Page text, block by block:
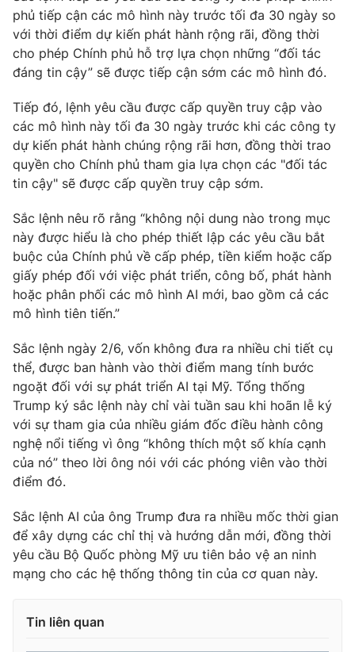
Video Shorts video
VTV Money VTV Thể thao
VTV Sức khoẻ Bất động sản
Thị trường 24h Tấm lòng Việt
VTV9 VTV8
Liên hệ tòa soạn English
THỜI BÁO VTV
Theo dõi báo trên
Cơ quan báo chí: Thời báo VTV
Giấy phép hoạt động báo in và báo điện tử số 483/GP-BTTTT
cấp ngày 29/12/2023
Tổng Biên tập:Vũ Thanh Thủy
Nguyễn Trọng Ninh
phủ tiếp cận các mô hình này trước tối đa 30 ngày so
với thời điểm dự kiến phát hành rộng rãi, đồng thời
cho phép Chính phủ hỗ trợ lựa chọn những “đối tác
đáng tin cậy” sẽ được tiếp cận sớm các mô hình đó.
Tiếp đó, lệnh yêu cầu được cấp quyền truy cập vào
các mô hình này tối đa 30 ngày trước khi các công ty
dự kiến phát hành chúng rộng rãi hơn, đồng thời trao
quyền cho Chính phủ tham gia lựa chọn các "đối tác
tin cậy" sẽ được cấp quyền truy cập sớm.
Sắc lệnh nêu rõ rằng “không nội dung nào trong mục
này được hiểu là cho phép thiết lập các yêu cầu bắt
buộc của Chính phủ về cấp phép, tiền kiểm hoặc cấp
giấy phép đối với việc phát triển, công bố, phát hành
hoặc phân phối các mô hình AI mới, bao gồm cả các
mô hình tiên tiến.”
Sắc lệnh ngày 2/6, vốn không đưa ra nhiều chi tiết cụ
thể, được ban hành vào thời điểm mang tính bước
ngoặt đối với sự phát triển AI tại Mỹ. Tổng thống
Trump ký sắc lệnh này chỉ vài tuần sau khi hoãn lễ ký
với sự tham gia của nhiều giám đốc điều hành công
nghệ nổi tiếng vì ông “không thích một số khía cạnh
của nó” theo lời ông nói với các phóng viên vào thời
điểm đó.
Sắc lệnh AI của ông Trump đưa ra nhiều mốc thời gian
để xây dựng các chỉ thị và hướng dẫn mới, đồng thời
yêu cầu Bộ Quốc phòng Mỹ ưu tiên bảo vệ an ninh
mạng cho các hệ thống thông tin của cơ quan này.
Tin liên quan